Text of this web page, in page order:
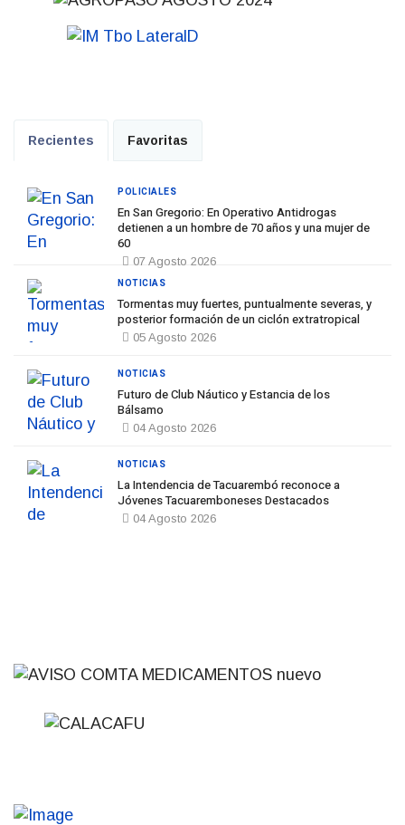
Recientes Favoritas
En San Gregorio: En Operativo Antidrogas
detienen a un hombre de 70 años y una mujer de
60
07 Agosto 2026
POLICIALES
Tormentas muy fuertes, puntualmente severas, y
posterior formación de un ciclón extratropical
05 Agosto 2026
NOTICIAS
Futuro de Club Náutico y Estancia de los
Bálsamo
04 Agosto 2026
NOTICIAS
La Intendencia de Tacuarembó reconoce a
Jóvenes Tacuaremboneses Destacados
04 Agosto 2026
NOTICIAS